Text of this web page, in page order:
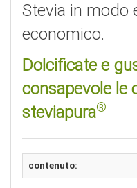
Stevia in modo
economico.
Dolcificate e
consapevole le
steviapura®
contenuto: